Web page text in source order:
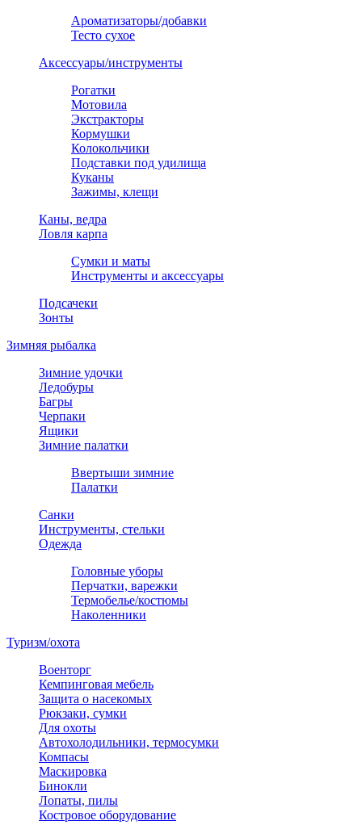
Ароматизаторы/добавки
Тесто сухое
Аксессуары/инструменты
Рогатки
Мотовила
Экстракторы
Кормушки
Колокольчики
Подставки под удилища
Куканы
Зажимы, клещи
Каны, ведра
Ловля карпа
Сумки и маты
Инструменты и аксессуары
Подсачеки
Зонты
Зимняя рыбалка
Зимние удочки
Ледобуры
Багры
Черпаки
Ящики
Зимние палатки
Ввертыши зимние
Палатки
Санки
Инструменты, стельки
Одежда
Головные уборы
Перчатки, варежки
Термобелье/костюмы
Наколенники
Туризм/охота
Военторг
Кемпинговая мебель
Защита о насекомых
Рюкзаки, сумки
Для охоты
Автохолодильники, термосумки
Компасы
Маскировка
Бинокли
Лопаты, пилы
Костровое оборудование